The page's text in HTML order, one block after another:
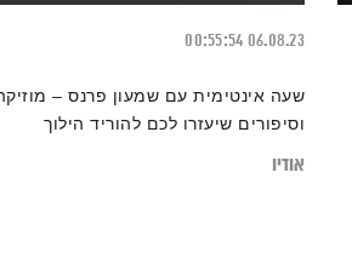
06.08.23
00:55:54
שעה אינטימית עם שמעון פרנס –
וסיפורים שיעזרו לכם להוריד הילוך
אודיו